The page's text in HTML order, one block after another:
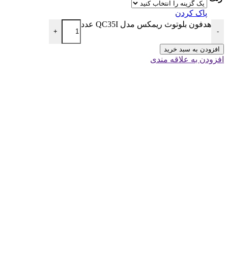
پاک کردن
-
هدفون بلوتوث ریمکس مدل QC35I عدد
+
افزودن به سبد خرید
افزودن به علاقه مندی